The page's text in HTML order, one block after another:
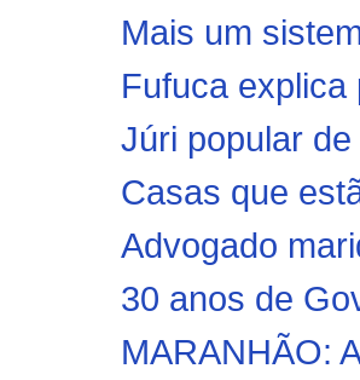
Mais um
Fufuca explica
Júri popular
Casas que
Advogado
30 anos de
MARANHÃO: